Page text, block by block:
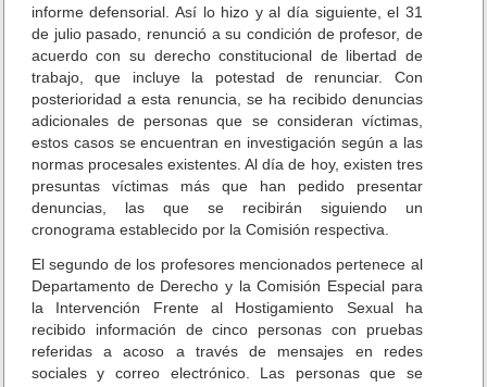
informe defensorial. Así lo hizo y al día siguiente, el 31
de julio pasado, renunció a su condición de profesor, de
acuerdo con su derecho constitucional de libertad de
trabajo, que incluye la potestad de renunciar. Con
posterioridad a esta renuncia, se ha recibido denuncias
adicionales de personas que se consideran víctimas,
estos casos se encuentran en investigación según a las
normas procesales existentes. Al día de hoy, existen tres
presuntas víctimas más que han pedido presentar
denuncias, las que se recibirán siguiendo un
cronograma establecido por la Comisión respectiva.
El segundo de los profesores mencionados pertenece al
Departamento de Derecho y la Comisión Especial para
la Intervención Frente al Hostigamiento Sexual ha
recibido información de cinco personas con pruebas
referidas a acoso a través de mensajes en redes
sociales y correo electrónico. Las personas que se